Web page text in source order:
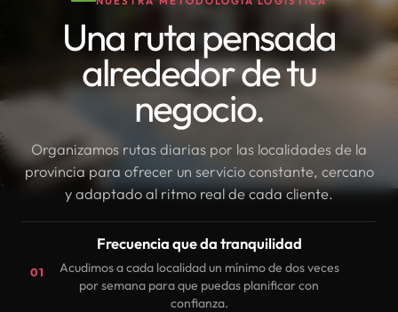
Una ruta pensada
alrededor de tu
negocio.
Organizamos rutas diarias por las localidades de la
provincia para ofrecer un servicio constante, cercano
y adaptado al ritmo real de cada cliente.
01
Frecuencia que da tranquilidad
Acudimos a cada localidad un mínimo de dos veces
por semana para que puedas planificar con
confianza.